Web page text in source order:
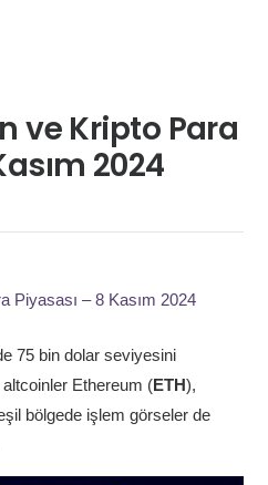
ve Kripto Para
2024
Piyasası – 8 Kasım 2024
75 bin dolar seviyesini
Ethereum (ETH),
bölgede işlem görseler de